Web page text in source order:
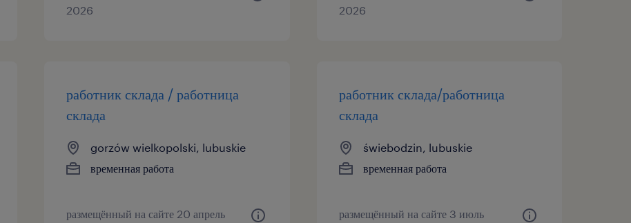
2026
2026
работник склада / работница
склада
gorzów wielkopolski, lubuskie
временная работа
размещённый на сайте 20 апрель
работник склада/работница
склада
świebodzin, lubuskie
временная работа
размещённый на сайте 3 июль